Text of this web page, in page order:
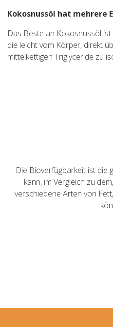
Kokosnussöl hat
Das Beste an Kokosnussöl
die leicht vom Körper, direkt
mittelkettigen Triglyceride zu
Die Bioverfügbarkeit ist die
kann, im Vergleich zu
verschiedene Arten von